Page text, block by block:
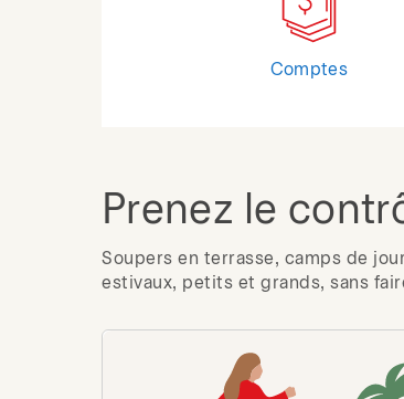
Comptes
Prenez le
Soupers en terrasse, camps de
estivaux, petits et grands, sans